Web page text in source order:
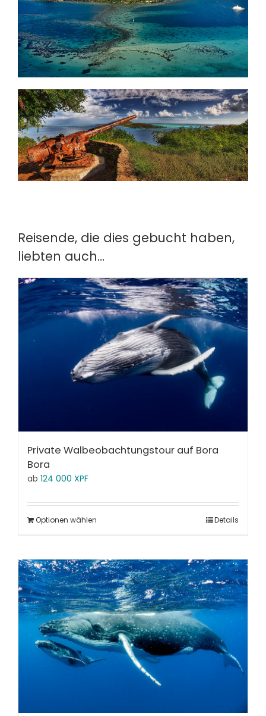
Reisende, die dies gebucht haben,
liebten auch…
Private Walbeobachtungstour auf Bora
Bora
ab 124 000 XPF
Optionen wählen Details